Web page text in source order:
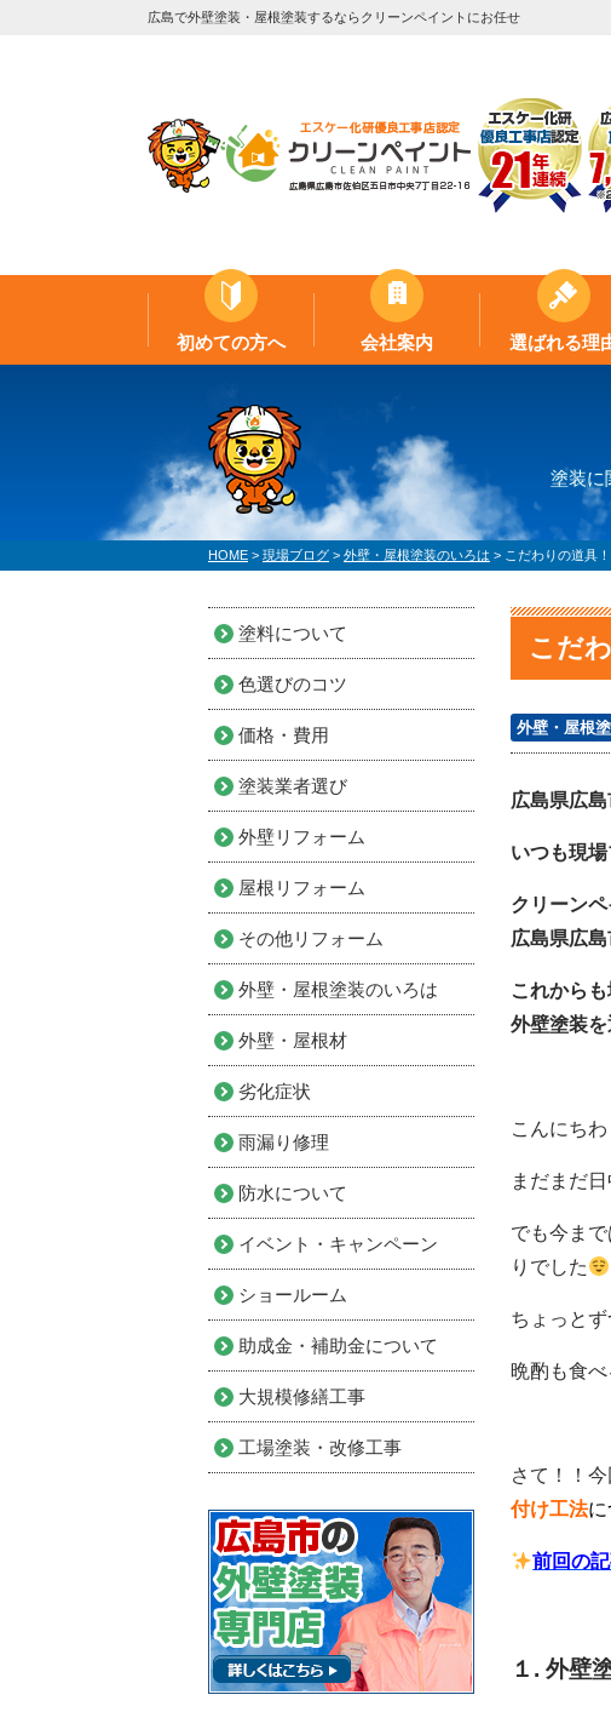
広島で外壁塗装・屋根塗装するならクリーンペイントにお任せ
初めての方へ 会社案内 選ばれる理
塗装に
HOME > 現場ブログ > 外壁・屋根塗装のいろは > こだわりの道具
こだ
外壁・屋根
広島県広
いつも現
クリーン
広島県広
これから
外壁塗装
こんにちわ
まだまだ
でも今ま
りでした
ちょっと
晩酌も食
さて！！
付け工法に
前回の
１. 外壁
塗料について
色選びのコツ
価格・費用
塗装業者選び
外壁リフォーム
屋根リフォーム
その他リフォーム
外壁・屋根塗装のいろは
外壁・屋根材
劣化症状
雨漏り修理
防水について
イベント・キャンペーン
ショールーム
助成金・補助金について
大規模修繕工事
工場塗装・改修工事